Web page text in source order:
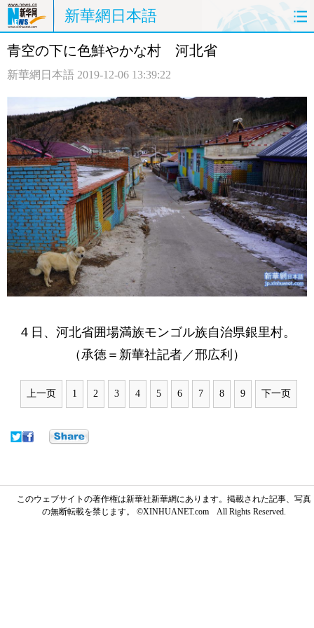
新華網日本語
ホームページ 政治
観光 評論 写真
中日対訳
青空の下に色鮮やかな村 河北省
新華網日本語 2019-12-06 13:39:22
４日、河北省囲場満族モンゴル族自治県銀里村。
（承徳＝新華社記者／邢広利）
上一页 1 2 3 4 5 6 7 8 9 下一页
このウェブサイトの著作権は新華社新華網にあります。掲載された記事、写真
の無断転載を禁じます。 ©XINHUANET.com All Rights Reserved.